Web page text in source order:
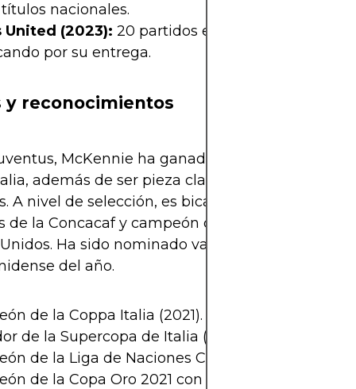
nacionales.
United (2023): 20 partidos en Premier League,
por su entrega.
y reconocimientos
McKennie ha ganado la Supercopa de
además de ser pieza clave en competiciones
A nivel de selección, es bicampeón de la Liga
de la Concacaf y campeón de la Copa Oro 2021
Ha sido nominado varias veces al mejor
del año.
de la Coppa Italia (2021).
de la Supercopa de Italia (2020).
de la Liga de Naciones Concacaf (2021 y
de la Copa Oro 2021 con Estados Unidos.